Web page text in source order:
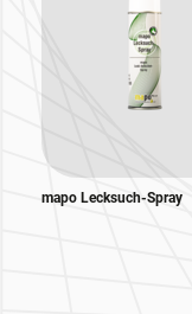
mapo Lecksuch-Spray